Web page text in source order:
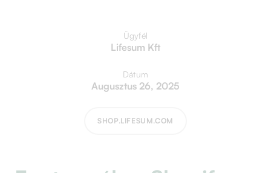
Ügyfél
Lifesum Kft
Dátum
Augusztus 26, 2025
SHOP.LIFESUM.COM